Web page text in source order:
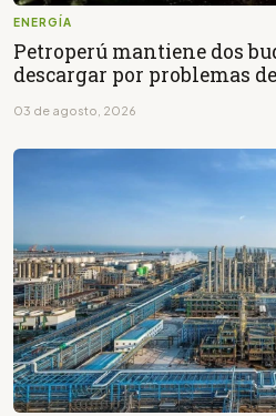
ENERGÍA
Petroperú mantiene dos
descargar por problemas
03 de agosto, 2026